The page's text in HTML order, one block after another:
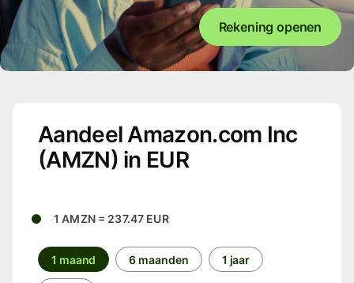
Rekening openen
Aandeel Amazon.com Inc
(AMZN) in EUR
1 AMZN = 237.47 EUR
1 maand 6 maanden 1 jaar